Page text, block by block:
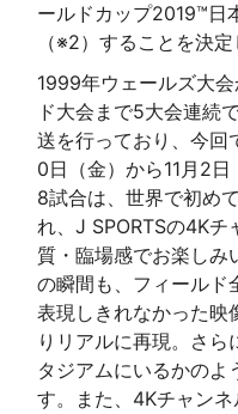
ールドカップ2019™日
（※2）することを決定
1999年ウェールズ大
ド大会まで5大会連続
送を行っており、今
0日（金）から11月2
8試合は、世界で初め
れ、J SPORTSの4K
質・臨場感でお楽しみ
の瞬間も、フィールド
表現しきれなかった映
りリアルに再現。さら
タジアムにいるかのよ
す。また、4Kチャン